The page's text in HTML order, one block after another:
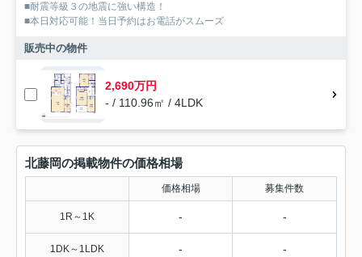
■耐震等級３の地震に強い構造！
■本日対応可能！当日予約はお電話がスムーズ
販売中の物件
2,690万円
- / 110.96㎡ / 4LDK
北藤岡の掲載物件の価格相場
価格相場 募集件数
1R～1K - -
1DK～1LDK - -